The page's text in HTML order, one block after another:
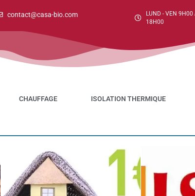
contact@casa-bio.com
LUND - VEN
18H00
CHAUFFAGE ISOLATION THERMIQUE